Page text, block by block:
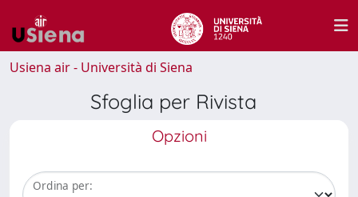
Usiena air - Università di Siena
Sfoglia per Rivista
Opzioni
Ordina per: